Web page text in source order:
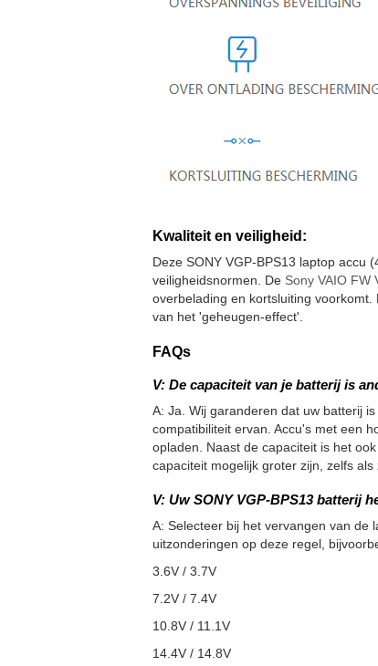
Kwaliteit en veiligheid:
Deze SONY VGP-BPS13 laptop accu
veiligheidsnormen. De Sony VAIO FW
overbelading en kortsluiting
van het 'geheugen-effect'.
FAQs
V: De capaciteit van je batterij is
A: Ja. Wij garanderen dat uw batterij
compatibiliteit ervan. Accu's met een
opladen. Naast de capaciteit is het
capaciteit mogelijk groter zijn, zelfs
V: Uw SONY VGP-BPS13 batterij
A: Selecteer bij het vervangen van de
uitzonderingen op deze regel,
3.6V / 3.7V
7.2V / 7.4V
10.8V / 11.1V
14.4V / 14.8V